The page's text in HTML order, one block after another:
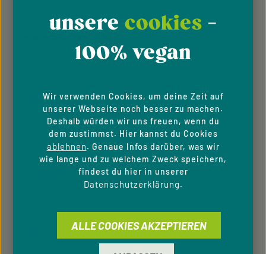
Datenschutzbestimmungen
Kenntnis genommen und dieAGB gelesen und bin
Pflichtfelder.
Impressum
Datenschutzhinweise
Hinweisgeber­system
unsere cookies -
100% vegan
Wir verwenden Cookies, um deine Zeit auf
unserer Webseite noch besser zu machen.
Deshalb würden wir uns freuen, wenn du
dem zustimmst. Hier kannst du Cookies
ablehnen. Genaue Infos darüber, was wir
wie lange und zu welchem Zweck speichern,
findest du hier in unserer
Datenschutzerklärung.
ALLE COOKIES AKZEPTIEREN